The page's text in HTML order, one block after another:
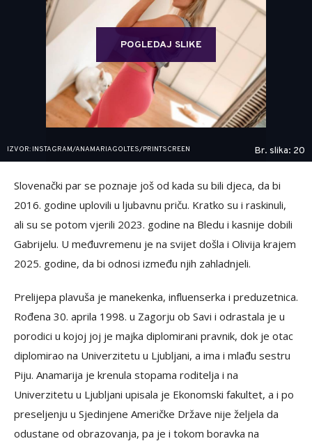
POGLEDAJ SLIKE
IZVOR: INSTAGRAM/ANAMARIAGOLTES/PRINTSCREEN Br. slika: 20
Slovenački par se poznaje još od kada su bili djeca, da bi
2016. godine uplovili u ljubavnu priču. Kratko su i raskinuli,
ali su se potom vjerili 2023. godine na Bledu i kasnije dobili
Gabrijelu. U međuvremenu je na svijet došla i Olivija krajem
2025. godine, da bi odnosi između njih zahladnjeli.
Prelijepa plavuša je manekenka, influenserka i preduzetnica.
Rođena 30. aprila 1998. u Zagorju ob Savi i odrastala je u
porodici u kojoj joj je majka diplomirani pravnik, dok je otac
diplomirao na Univerzitetu u Ljubljani, a ima i mlađu sestru
Piju. Anamarija je krenula stopama roditelja i na
Univerzitetu u Ljubljani upisala je Ekonomski fakultet, a i po
preseljenju u Sjedinjene Američke Države nije željela da
odustane od obrazovanja, pa je i tokom boravka na